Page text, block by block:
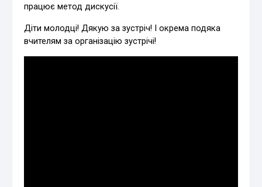
працює метод дискусії.
Діти молодці! Дякую за зустріч! І окрема подяка
вчителям за організацію зустрічі!